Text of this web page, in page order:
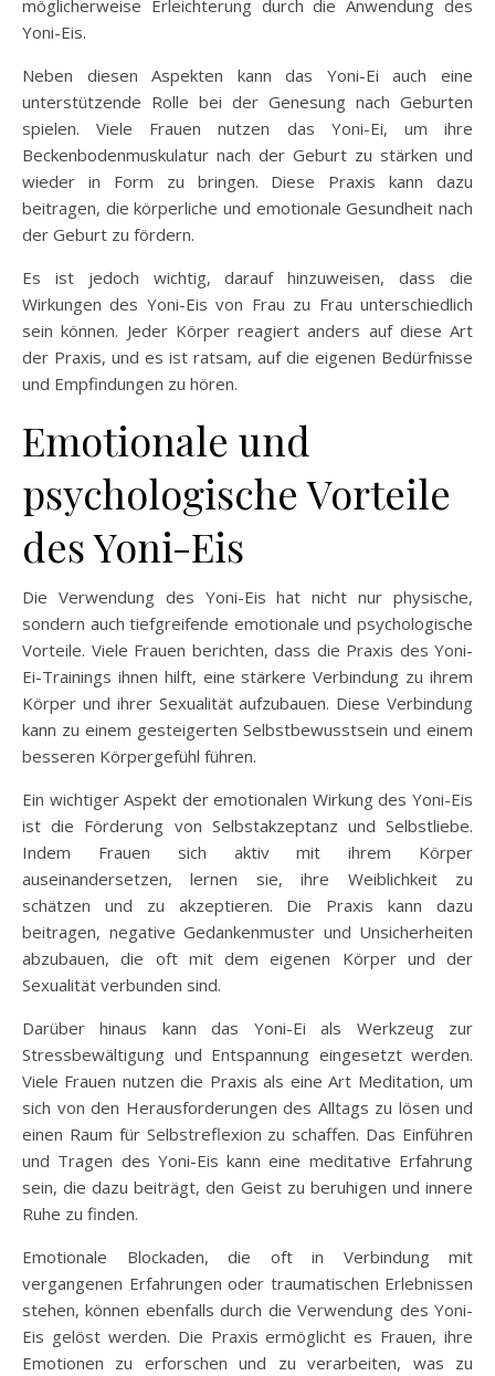
möglicherweise Erleichterung durch die Anwendung des
Yoni-Eis.
Neben diesen Aspekten kann das Yoni-Ei auch eine
unterstützende Rolle bei der Genesung nach Geburten
spielen. Viele Frauen nutzen das Yoni-Ei, um ihre
Beckenbodenmuskulatur nach der Geburt zu stärken und
wieder in Form zu bringen. Diese Praxis kann dazu
beitragen, die körperliche und emotionale Gesundheit nach
der Geburt zu fördern.
Es ist jedoch wichtig, darauf hinzuweisen, dass die
Wirkungen des Yoni-Eis von Frau zu Frau unterschiedlich
sein können. Jeder Körper reagiert anders auf diese Art
der Praxis, und es ist ratsam, auf die eigenen Bedürfnisse
und Empfindungen zu hören.
Emotionale und
psychologische Vorteile
des Yoni-Eis
Die Verwendung des Yoni-Eis hat nicht nur physische,
sondern auch tiefgreifende emotionale und psychologische
Vorteile. Viele Frauen berichten, dass die Praxis des Yoni-
Ei-Trainings ihnen hilft, eine stärkere Verbindung zu ihrem
Körper und ihrer Sexualität aufzubauen. Diese Verbindung
kann zu einem gesteigerten Selbstbewusstsein und einem
besseren Körpergefühl führen.
Ein wichtiger Aspekt der emotionalen Wirkung des Yoni-Eis
ist die Förderung von Selbstakzeptanz und Selbstliebe.
Indem Frauen sich aktiv mit ihrem Körper
auseinandersetzen, lernen sie, ihre Weiblichkeit zu
schätzen und zu akzeptieren. Die Praxis kann dazu
beitragen, negative Gedankenmuster und Unsicherheiten
abzubauen, die oft mit dem eigenen Körper und der
Sexualität verbunden sind.
Darüber hinaus kann das Yoni-Ei als Werkzeug zur
Stressbewältigung und Entspannung eingesetzt werden.
Viele Frauen nutzen die Praxis als eine Art Meditation, um
sich von den Herausforderungen des Alltags zu lösen und
einen Raum für Selbstreflexion zu schaffen. Das Einführen
und Tragen des Yoni-Eis kann eine meditative Erfahrung
sein, die dazu beiträgt, den Geist zu beruhigen und innere
Ruhe zu finden.
Emotionale Blockaden, die oft in Verbindung mit
vergangenen Erfahrungen oder traumatischen Erlebnissen
stehen, können ebenfalls durch die Verwendung des Yoni-
Eis gelöst werden. Die Praxis ermöglicht es Frauen, ihre
Emotionen zu erforschen und zu verarbeiten, was zu